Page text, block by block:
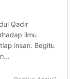
Qadir
ilmu
insan. Begitu